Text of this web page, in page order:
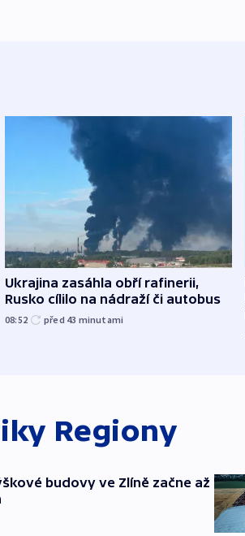
Ukrajina zasáhla obří rafinerii,
Rusko cílilo na nádraží či autobus
08:52 před 43 minutami
Regiony
budovy ve Zlíně začne až